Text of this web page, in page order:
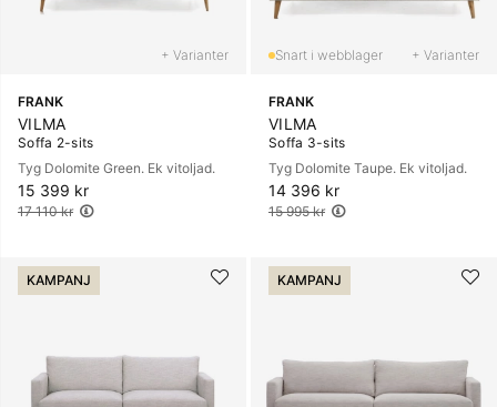
+ Varianter
FRANK
VILMA
Soffa 2-sits
Tyg Dolomite Green. Ek vitoljad.
15 399 kr
Ordinarie pris:
17 110 kr
+ Varianter
FRANK
VILMA
Soffa 3-sits
Tyg Dolomite Taupe. Ek vitoljad.
14 396 kr
Ordinarie pris:
15 995 kr
KAMPANJ KAMPANJ